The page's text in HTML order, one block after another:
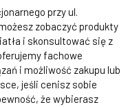
przy ul.
zobaczyć produkty
i skonsultować się z
fachowe
i możliwość zakupu lub
jeśli cenisz sobie
że wybierasz